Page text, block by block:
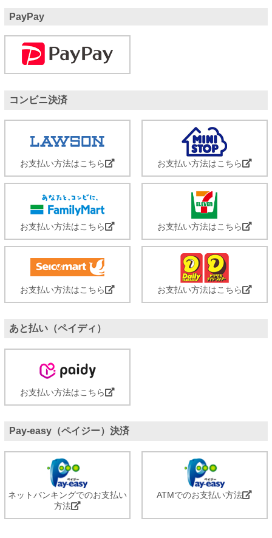
PayPay
コンビニ決済
お支払い方法はこちら お支払い方法はこちら
お支払い方法はこちら お支払い方法はこちら
お支払い方法はこちら お支払い方法はこちら
あと払い（ペイディ）
お支払い方法はこちら
Pay-easy（ペイジー）決済
ネットバンキングでのお支払い
方法
ATMでのお支払い方法